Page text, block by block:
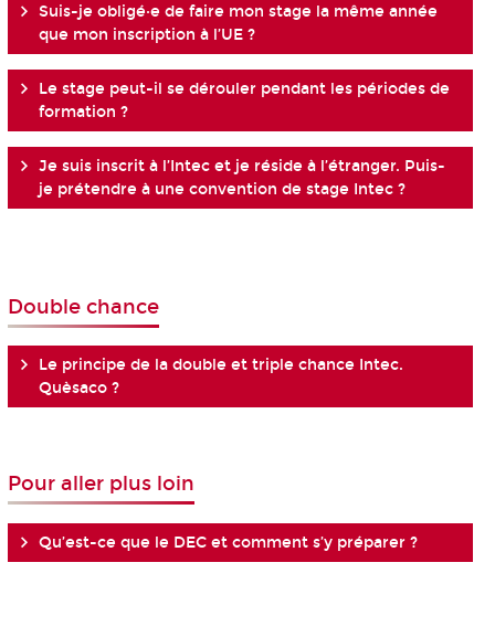
Suis-je obligé·e de faire mon stage la même année
que mon inscription à l’UE ?
Le stage peut-il se dérouler pendant les périodes de
formation ?
Je suis inscrit à l’Intec et je réside à l’étranger. Puis-
je prétendre à une convention de stage Intec ?
Double chance
Le principe de la double et triple chance Intec.
Quèsaco ?
Pour aller plus loin
Qu’est-ce que le DEC et comment s’y préparer ?